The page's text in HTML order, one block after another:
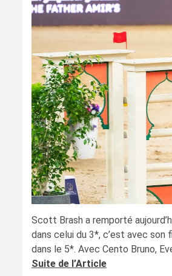
Scott Brash a remporté
dans celui du 3*, c’est avec son
dans le 5*. Avec Cento Bruno,
Suite de l’Article